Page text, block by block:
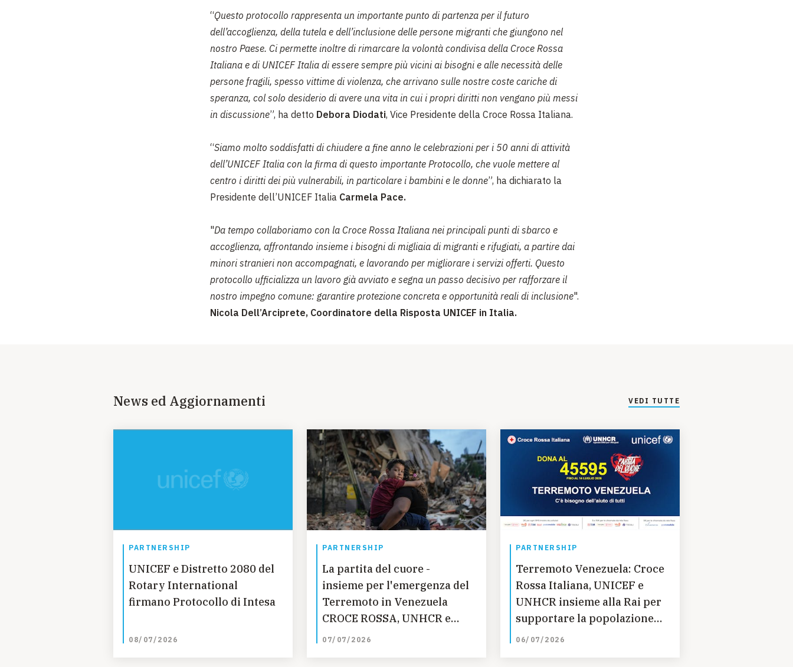
“Questo protocollo rappresenta un importante punto di partenza per il futuro
dell’accoglienza, della tutela e dell’inclusione delle persone migranti che giungono nel
nostro Paese. Ci permette inoltre di rimarcare la volontà condivisa della Croce Rossa
Italiana e di UNICEF Italia di essere sempre più vicini ai bisogni e alle necessità delle
persone fragili, spesso vittime di violenza, che arrivano sulle nostre coste cariche di
speranza, col solo desiderio di avere una vita in cui i propri diritti non vengano più messi
in discussione”, ha detto Debora Diodati, Vice Presidente della Croce Rossa Italiana.
“Siamo molto soddisfatti di chiudere a fine anno le celebrazioni per i 50 anni di attività
dell’UNICEF Italia con la firma di questo importante Protocollo, che vuole mettere al
centro i diritti dei più vulnerabili, in particolare i bambini e le donne”, ha dichiarato la
Presidente dell’UNICEF Italia Carmela Pace.
"Da tempo collaboriamo con la Croce Rossa Italiana nei principali punti di sbarco e
accoglienza, affrontando insieme i bisogni di migliaia di migranti e rifugiati, a partire dai
minori stranieri non accompagnati, e lavorando per migliorare i servizi offerti. Questo
protocollo ufficializza un lavoro già avviato e segna un passo decisivo per rafforzare il
nostro impegno comune: garantire protezione concreta e opportunità reali di inclusione".
Nicola Dell’Arciprete, Coordinatore della Risposta UNICEF in Italia.
News ed Aggiornamenti VEDI TUTTE
PARTNERSHIP
UNICEF e Distretto 2080 del
Rotary International
firmano Protocollo di Intesa
08/07/2026
PARTNERSHIP
La partita del cuore -
insieme per l'emergenza del
Terremoto in Venezuela
CROCE ROSSA, UNHCR e
UNICEF SMS Solidale 45595
07/07/2026
PARTNERSHIP
Terremoto Venezuela: Croce
Rossa Italiana, UNICEF e
UNHCR insieme alla Rai per
supportare la popolazione
con partita del cuore e sms
06/07/2026